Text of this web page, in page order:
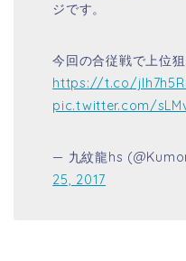
ジです。
今回の合従戦で上位
https://t.co/
pic.twitter.com/
— 九紋龍hs
25, 2017